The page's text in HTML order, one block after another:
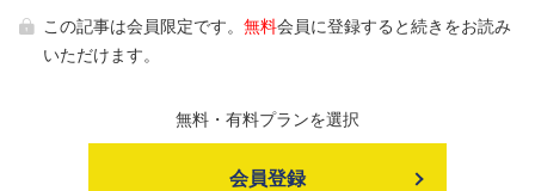
この記事は会員限定です。 無料会員に登録すると続きをお読み
いただけます。
無料・有料プランを選択
会員登録